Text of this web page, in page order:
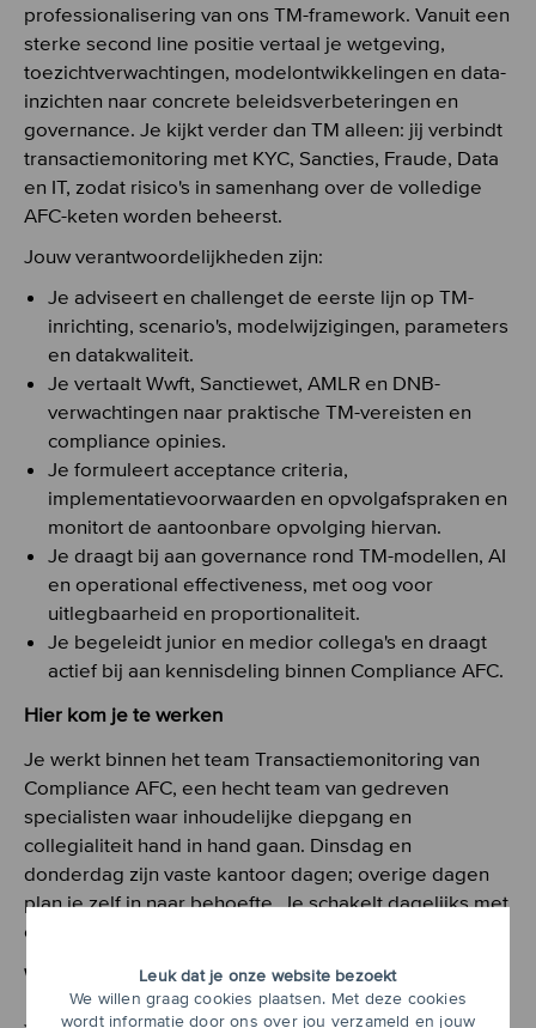
Leuk dat je onze website bezoekt
We willen graag cookies plaatsen. Met deze cookies
wordt informatie door ons over jou verzameld en jouw
professionalisering van ons TM-framework. Vanuit een
sterke second line positie vertaal je wetgeving,
toezichtverwachtingen, modelontwikkelingen en data-
inzichten naar concrete beleidsverbeteringen en
governance. Je kijkt verder dan TM alleen: jij verbindt
transactiemonitoring met KYC, Sancties, Fraude, Data
en IT, zodat risico's in samenhang over de volledige
AFC-keten worden beheerst.
Jouw verantwoordelijkheden zijn:
Je adviseert en challenget de eerste lijn op TM-
inrichting, scenario's, modelwijzigingen, parameters
en datakwaliteit.
Je vertaalt Wwft, Sanctiewet, AMLR en DNB-
verwachtingen naar praktische TM-vereisten en
compliance opinies.
Je formuleert acceptance criteria,
implementatievoorwaarden en opvolgafspraken en
monitort de aantoonbare opvolging hiervan.
Je draagt bij aan governance rond TM-modellen, AI
en operational effectiveness, met oog voor
uitlegbaarheid en proportionaliteit.
Je begeleidt junior en medior collega's en draagt
actief bij aan kennisdeling binnen Compliance AFC.
Hier kom je te werken
Je werkt binnen het team Transactiemonitoring van
Compliance AFC, een hecht team van gedreven
specialisten waar inhoudelijke diepgang en
collegialiteit hand in hand gaan. Dinsdag en
donderdag zijn vaste kantoor dagen; overige dagen
plan je zelf in naar behoefte. Je schakelt dagelijks met
collega's uit KYC, Sancties, Risk, Data en IT.
Wat breng jij mee?
Jij bent een ervaren TM-specialist met een sterk